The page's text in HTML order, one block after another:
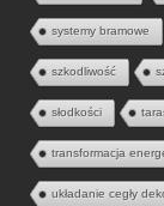
systemy bramowe
szkodliwość
słodkości
transformacja
układanie cegły